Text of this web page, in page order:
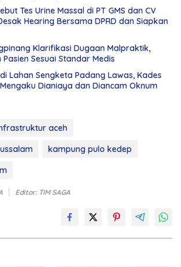
Tes Urine Massal di PT GMS dan CV
Hearing Bersama DPRD dan Siapkan
Klarifikasi Dugaan Malpraktik,
Sesuai Standar Medis
Lahan Sengketa Padang Lawas, Kades
Dianiaya dan Diancam Oknum
aceh
kampung pulo kedep
Editor: TIM SAGA